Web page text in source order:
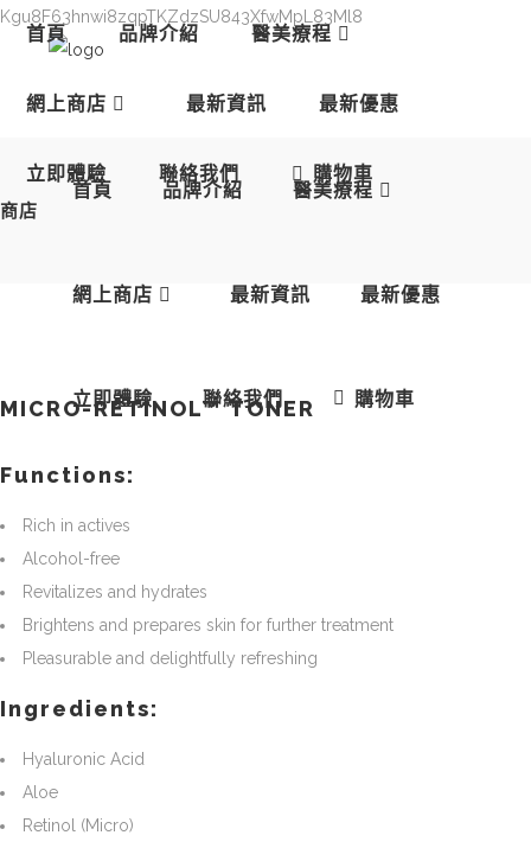
Kgu8F63hnwi8zqpTKZdzSU843XfwMpL83Ml8
首頁 品牌介紹 醫美療程
網上商店 最新資訊 最新優惠
立即體驗 聯絡我們 購物車
首頁 品牌介紹 醫美療程
網上商店 最新資訊 最新優惠
立即體驗 聯絡我們 購物車
商店
MICRO-RETINOL™ TONER
Functions:
Rich in actives
Alcohol-free
Revitalizes and hydrates
Brightens and prepares skin for further treatment
Pleasurable and delightfully refreshing
Ingredients:
Hyaluronic Acid
Aloe
Retinol (Micro)